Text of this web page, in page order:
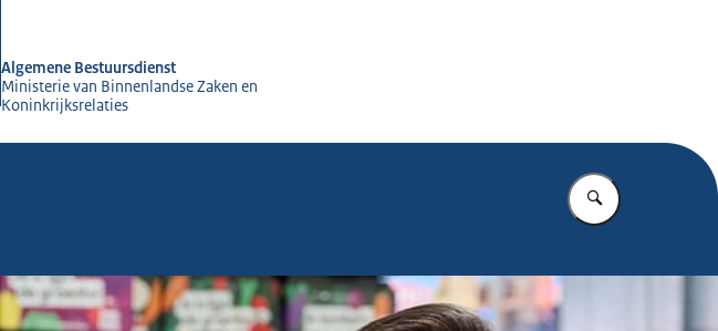
Algemene Bestuursdienst
Ministerie van Binnenlandse Zaken en
Koninkrijksrelaties
Vul in wat u